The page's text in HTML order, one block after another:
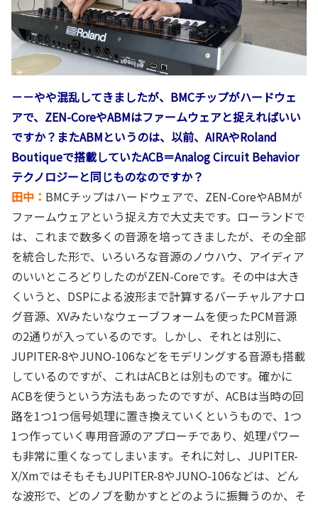
－－やや混乱してきましたが、BMCチップがハードウェ
アで、ZEN-CoreやABMはファームウェアと捉えればいい
ですか？またABMというのは、以前、AIRAやRoland
Boutiqueで搭載していたACB＝Analog Circuit Behavior
テクノロジーと同じものなのですか？
田中： BMCチップはハードウェアで、ZEN-CoreやABMが
ファームウェアという捉え方で大丈夫です。ローランドで
は、これまで数多くの音源を培ってきましたが、その全部
を統合した形で、いろいろな音源のノウハウ、アイディア
のいいところどりしたのがZEN-Coreです。その中は大き
くいうと、DSPによる波形まで計算するバーチャルアナロ
グ音源、XVみたいなウェーブフォームを使ったPCM音源
の2通りが入っているのです。しかし、それとは別に、
JUPITER-8やJUNO-106などをモデリングする音源も搭載
しているのですが、これはACBとは別ものです。確かに
ACBを使うという方法もあったのですが、ACBは当時の回
路を1つ1つ信号処理に置き換えていくというもので、1つ
1つ作っていく専用音源のアプローチであり、処理パワー
も非常に重くなってしまいます。それに対し、JUPITER-
X/XmではそもそもJUPITER-8やJUNO-106などは、どん
な波形で、どのノブを動かすとどのように振舞うのか、そ